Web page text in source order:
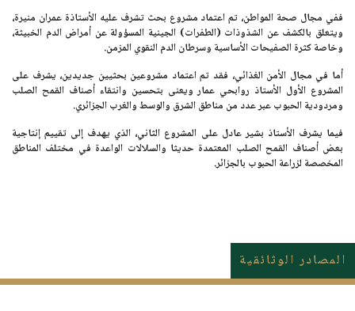
ففي مجال صحة المواطن، تم اعتماد مشروع بحث تشرف عليه الأستاذة عمران منيرة،
ويتعلق بالكشف عن الشذوذات (الطفرات) الجينية المسؤولة عن أمراض الدم الخبيثة،
وخاصة كثرة الصفيحات الأساسية وسرطان الدم النقوي المزمن.
أما في مجال الأمن الغذائي، فقد تم اعتماد مشروعين بحثيين جديدين، يشرف على
المشروع الأول الأستاذ روابحي عمارويعنى بتحسين وانتقاء أصناف القمح الصلب
ومردودية الحبوب عبر عدد من مناطق الشرق والوسط والغرب الجزائري.
فيما يشرفالأستاذ بشير عادل على المشروع الثاني، الذي يهدف إلى تقييم إنتاجية
بعض أصناف القمح الصلب المعتمدة حديثا والسلالات الواعدة في مختلف المناطق
المخصصة لزراعة الحبوب بالجزائر.
المصادر الوثائقية